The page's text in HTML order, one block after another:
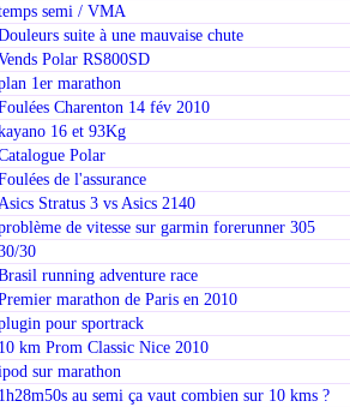
semi / VMA
suite à une mauvaise chute
Polar RS800SD
1er marathon
Charenton 14 fév 2010
16 et 93Kg
Polar
de l'assurance
Asics Stratus 3 vs Asics 2140
de vitesse sur garmin forerunner 305
30
running adventure race
marathon de Paris en 2010
pour sportrack
10 km Prom Classic Nice 2010
sur marathon
1h28m50s au semi ça vaut combien sur 10 kms ?